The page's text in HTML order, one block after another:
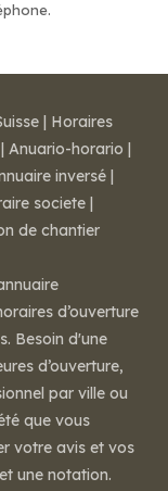
| Horaires
| Anuario-horario |
inversé |
societe |
de chantier
d’ouverture
Besoin d'une
d’ouverture,
par ville ou
que vous
votre avis et vos
une notation.